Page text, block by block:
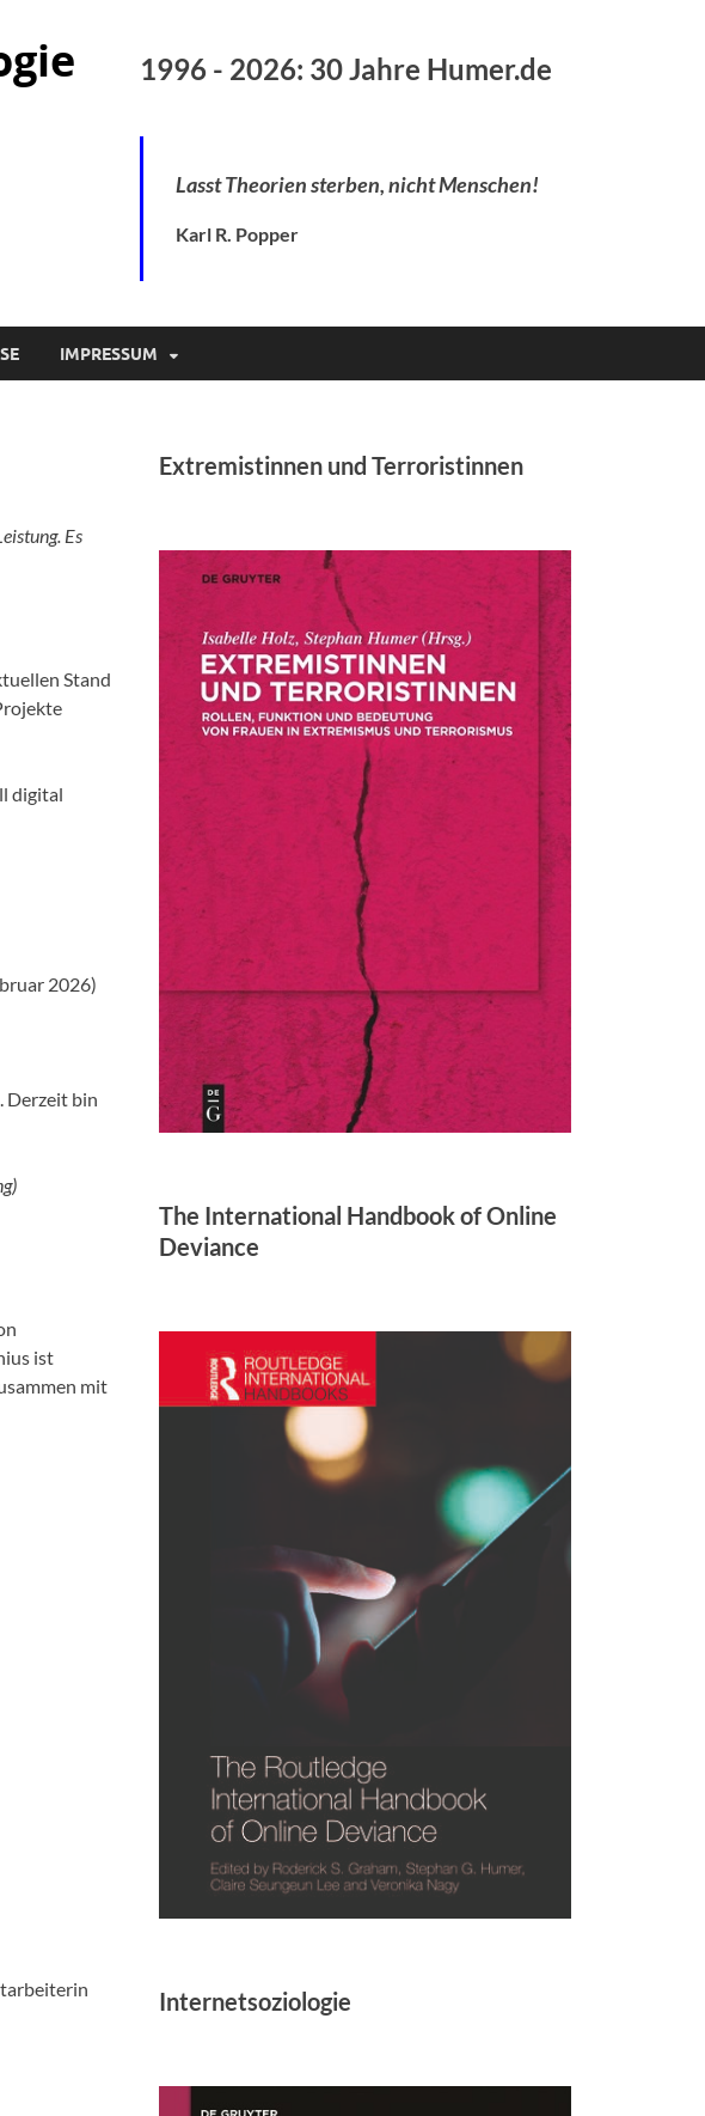
1996 - 2026: 30 Jahre Humer.de
Lasst Theorien sterben, nicht Menschen!
Karl R. Popper
IMPRESSUM
Es
Stand
digital
2026)
Derzeit bin
ist
mit
Extremistinnen und Terroristinnen
The International Handbook of Online
Deviance
Internetsoziologie